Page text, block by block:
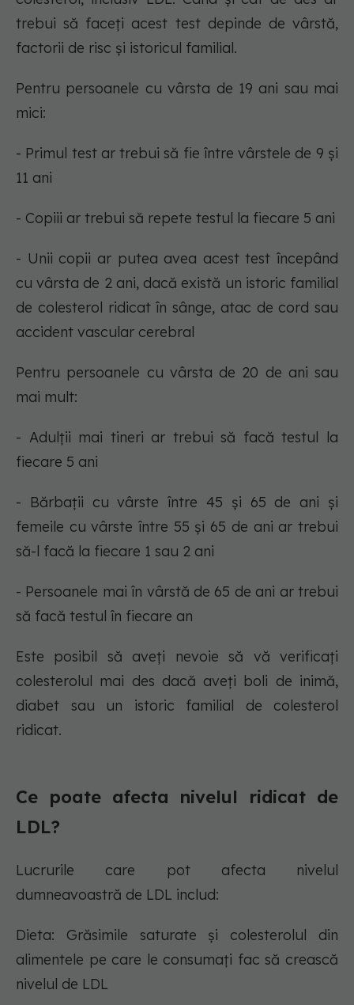
trebui să faceți acest test depinde de vârstă,
factorii de risc și istoricul familial.
Pentru persoanele cu vârsta de 19 ani sau mai
mici:
- Primul test ar trebui să fie între vârstele de 9 și
11 ani
- Copiii ar trebui să repete testul la fiecare 5 ani
- Unii copii ar putea avea acest test începând
cu vârsta de 2 ani, dacă există un istoric familial
de colesterol ridicat în sânge, atac de cord sau
accident vascular cerebral
Pentru persoanele cu vârsta de 20 de ani sau
mai mult:
- Adulții mai tineri ar trebui să facă testul la
fiecare 5 ani
- Bărbații cu vârste între 45 și 65 de ani și
femeile cu vârste între 55 și 65 de ani ar trebui
să-l facă la fiecare 1 sau 2 ani
- Persoanele mai în vârstă de 65 de ani ar trebui
să facă testul în fiecare an
Este posibil să aveți nevoie să vă verificați
colesterolul mai des dacă aveți boli de inimă,
diabet sau un istoric familial de colesterol
ridicat.
Ce poate afecta nivelul ridicat de
LDL?
Lucrurile care pot afecta nivelul
dumneavoastră de LDL includ:
Dieta: Grăsimile saturate și colesterolul din
alimentele pe care le consumați fac să crească
nivelul de LDL